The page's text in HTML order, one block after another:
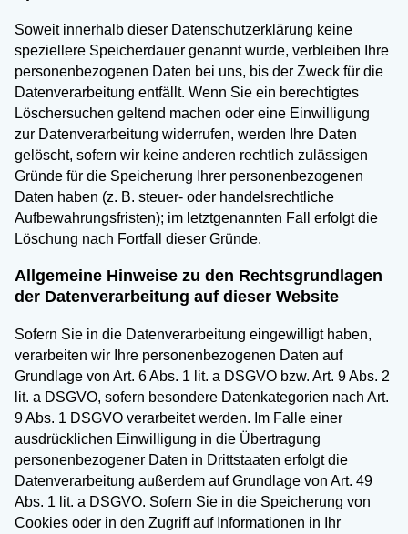
Soweit innerhalb dieser Datenschutzerklärung keine
speziellere Speicherdauer genannt wurde, verbleiben Ihre
personenbezogenen Daten bei uns, bis der Zweck für die
Datenverarbeitung entfällt. Wenn Sie ein berechtigtes
Löschersuchen geltend machen oder eine Einwilligung
zur Datenverarbeitung widerrufen, werden Ihre Daten
gelöscht, sofern wir keine anderen rechtlich zulässigen
Gründe für die Speicherung Ihrer personenbezogenen
Daten haben (z. B. steuer- oder handelsrechtliche
Aufbewahrungsfristen); im letztgenannten Fall erfolgt die
Löschung nach Fortfall dieser Gründe.
Allgemeine Hinweise zu den Rechtsgrundlagen
der Datenverarbeitung auf dieser Website
Sofern Sie in die Datenverarbeitung eingewilligt haben,
verarbeiten wir Ihre personenbezogenen Daten auf
Grundlage von Art. 6 Abs. 1 lit. a DSGVO bzw. Art. 9 Abs. 2
lit. a DSGVO, sofern besondere Datenkategorien nach Art.
9 Abs. 1 DSGVO verarbeitet werden. Im Falle einer
ausdrücklichen Einwilligung in die Übertragung
personenbezogener Daten in Drittstaaten erfolgt die
Datenverarbeitung außerdem auf Grundlage von Art. 49
Abs. 1 lit. a DSGVO. Sofern Sie in die Speicherung von
Cookies oder in den Zugriff auf Informationen in Ihr